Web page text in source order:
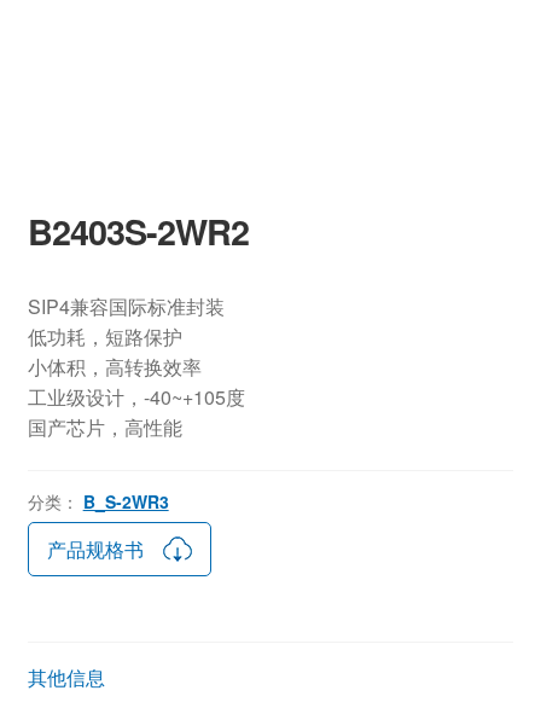
B2403S-2WR2
SIP4兼容国际标准封装
低功耗，短路保护
小体积，高转换效率
工业级设计，-40~+105度
国产芯片，高性能
分类： B_S-2WR3
产品规格书
其他信息